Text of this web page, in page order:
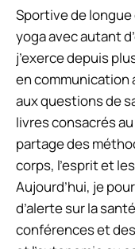
Sportive de
yoga avec autant
j’exerce depuis
en communication
aux questions de
livres consacrés
partage des
corps, l’esprit et
Aujourd’hui, je
d’alerte sur la
conférences et